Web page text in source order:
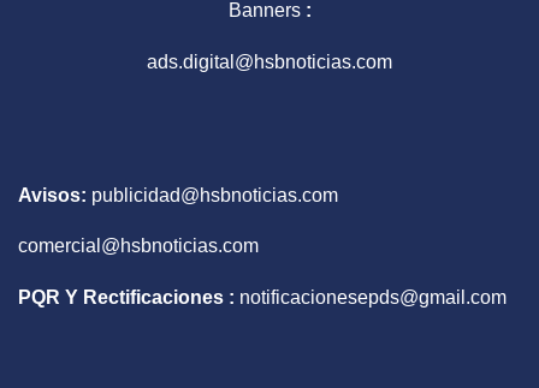
Banners :
ads.digital@hsbnoticias.com
Avisos: publicidad@hsbnoticias.com
comercial@hsbnoticias.com
PQR Y Rectificaciones : notificacionesepds@gmail.com